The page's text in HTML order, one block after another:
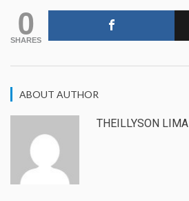
0
SHARES
ABOUT AUTHOR
THEILLYSON LIMA